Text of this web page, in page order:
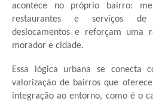
acontece no próprio bairro:
restaurantes e serviços de
deslocamentos e reforçam uma
morador e cidade.
Essa lógica urbana se conecta
valorização de bairros que
integração ao entorno, como é o